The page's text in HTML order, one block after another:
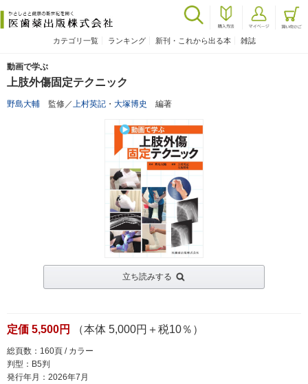
カテゴリ一覧 ランキング 新刊・これから出る本 雑誌
動画で学ぶ
上肢外傷固定テクニック
野島大輔 監修／上村英記 ・ 大塚博史 編著
立ち読みする
定価 5,500円 （本体 5,000円＋税10％）
総頁数：160頁 / カラー
判型：B5判
発行年月：2026年7月